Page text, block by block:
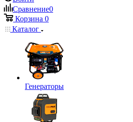
Сравнение0
Корзина 0
Каталог
Генераторы